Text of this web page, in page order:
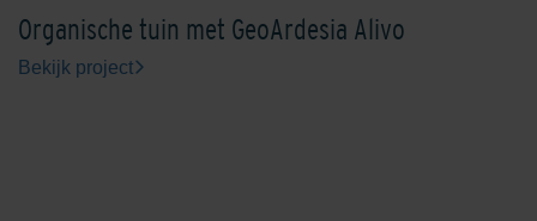
Engels Rood
Organische tuin met GeoArdesia Alivo
Bekijk project